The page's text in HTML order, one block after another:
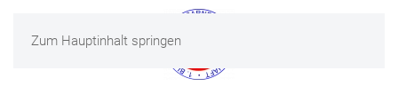
Zum Hauptinhalt springen
MENÜ